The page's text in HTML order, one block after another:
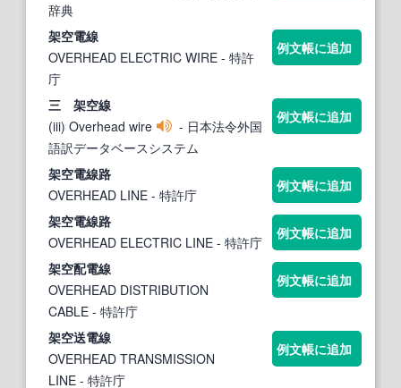
辞典
架空電線
OVERHEAD ELECTRIC WIRE - 特許
庁
例文帳に追加
三 架空線
(iii) Overhead wire
- 日本法令外国
語訳データベースシステム
例文帳に追加
架空電線路
OVERHEAD LINE - 特許庁
例文帳に追加
架空電線路
OVERHEAD ELECTRIC LINE - 特許庁
例文帳に追加
架空配電線
OVERHEAD DISTRIBUTION
CABLE - 特許庁
例文帳に追加
架空送電線
OVERHEAD TRANSMISSION
LINE - 特許庁
例文帳に追加